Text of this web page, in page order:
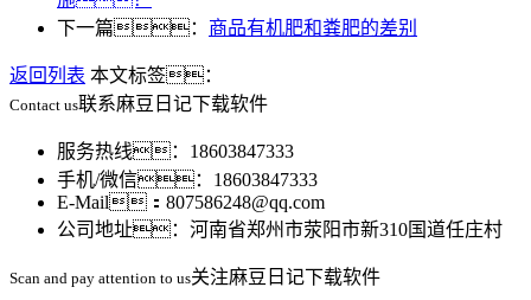
下一篇： 商品有机肥和粪肥的差别
返回列表 本文标签：
Contact us联系麻豆日记下载软件
服务热线：18603847333
手机/微信：18603847333
E-Mail：807586248@qq.com
公司地址：河南省郑州市荥阳市新310国道任庄村
Scan and pay attention to us关注麻豆日记下载软件